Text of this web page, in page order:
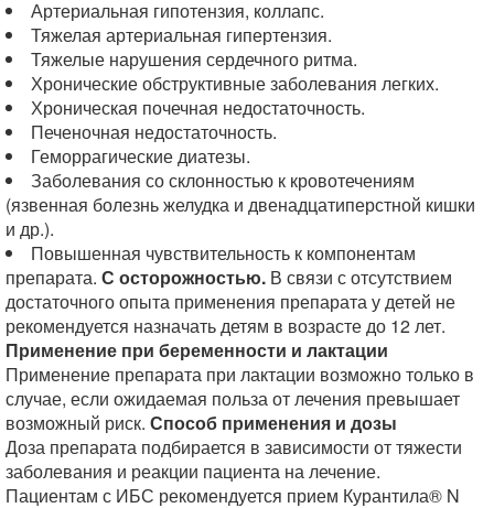
Артериальная гипотензия, коллапс.
Тяжелая артериальная гипертензия.
Тяжелые нарушения сердечного ритма.
Хронические обструктивные заболевания легких.
Хроническая почечная недостаточность.
Печеночная недостаточность.
Геморрагические диатезы.
Заболевания со склонностью к кровотечениям
(язвенная болезнь желудка и двенадцатиперстной кишки
и др.).
Повышенная чувствительность к компонентам
препарата. С осторожностью. В связи с отсутствием
достаточного опыта применения препарата у детей не
рекомендуется назначать детям в возрасте до 12 лет.
Применение при беременности и лактации
Применение препарата при лактации возможно только в
случае, если ожидаемая польза от лечения превышает
возможный риск. Способ применения и дозы
Доза препарата подбирается в зависимости от тяжести
заболевания и реакции пациента на лечение.
Пациентам с ИБС рекомендуется прием Курантила® N